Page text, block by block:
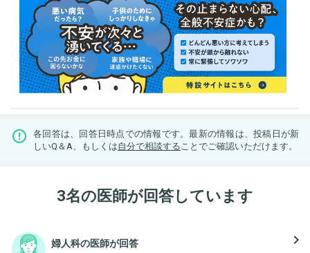
各回答は、回答日時点での情報です。最新の情報は、投稿日が新
しいQ＆A、もしくは自分で相談する ことでご確認いただけます。
3名の医師が回答しています
婦人科の医師が回答 navigate_next